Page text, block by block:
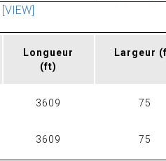
[VIEW]
Longueur
(ft)
Largeur
3609 75
3609 75